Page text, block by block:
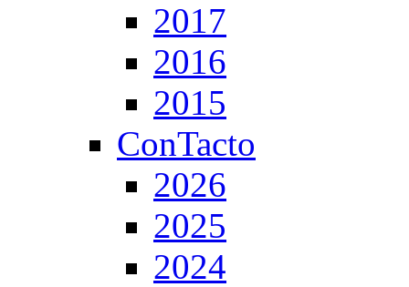
2017
2016
2015
ConTacto
2026
2025
2024